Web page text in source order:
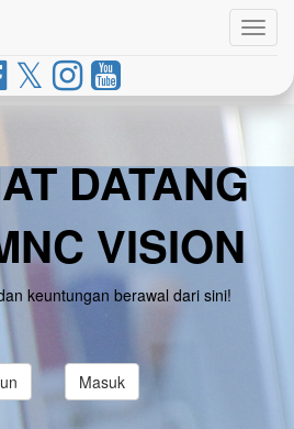
DATANG
VISION
keuntungan berawal dari sini!
Masuk